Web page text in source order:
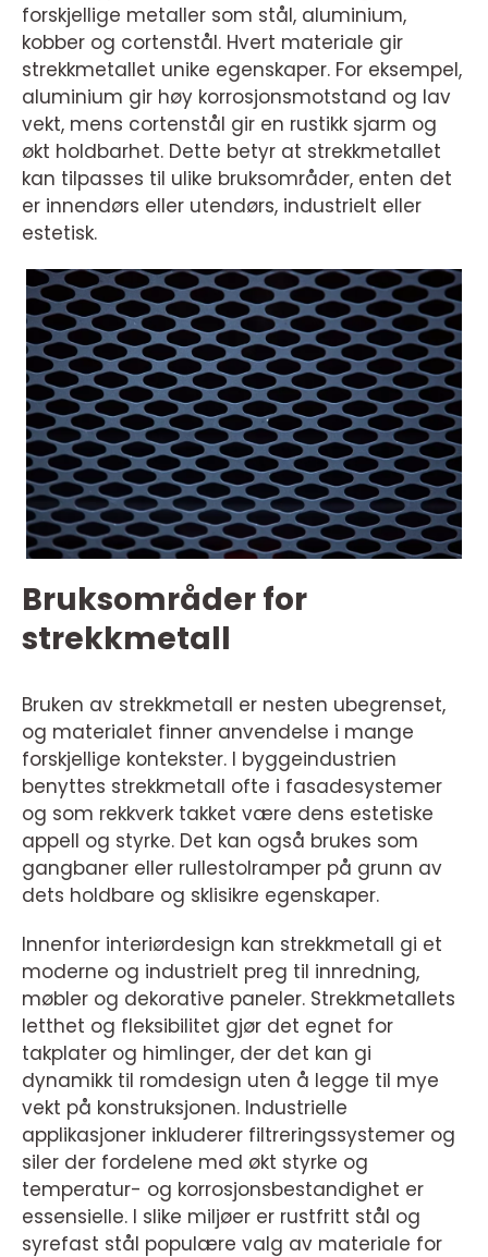
forskjellige metaller som stål, aluminium,
kobber og cortenstål. Hvert materiale gir
strekkmetallet unike egenskaper. For eksempel,
aluminium gir høy korrosjonsmotstand og lav
vekt, mens cortenstål gir en rustikk sjarm og
økt holdbarhet. Dette betyr at strekkmetallet
kan tilpasses til ulike bruksområder, enten det
er innendørs eller utendørs, industrielt eller
estetisk.
Bruksområder for
strekkmetall
Bruken av strekkmetall er nesten ubegrenset,
og materialet finner anvendelse i mange
forskjellige kontekster. I byggeindustrien
benyttes strekkmetall ofte i fasadesystemer
og som rekkverk takket være dens estetiske
appell og styrke. Det kan også brukes som
gangbaner eller rullestolramper på grunn av
dets holdbare og sklisikre egenskaper.
Innenfor interiørdesign kan strekkmetall gi et
moderne og industrielt preg til innredning,
møbler og dekorative paneler. Strekkmetallets
letthet og fleksibilitet gjør det egnet for
takplater og himlinger, der det kan gi
dynamikk til romdesign uten å legge til mye
vekt på konstruksjonen. Industrielle
applikasjoner inkluderer filtreringssystemer og
siler der fordelene med økt styrke og
temperatur- og korrosjonsbestandighet er
essensielle. I slike miljøer er rustfritt stål og
syrefast stål populære valg av materiale for